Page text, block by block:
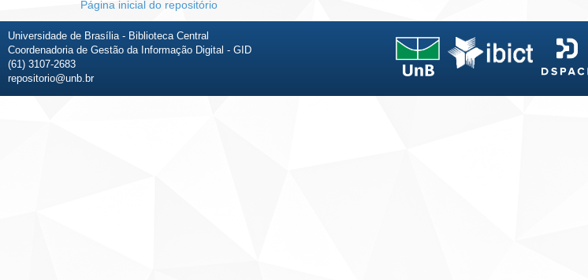
Página inicial do repositório
Universidade de Brasília - Biblioteca Central
Coordenadoria de Gestão da Informação Digital - GID
(61) 3107-2683
repositorio@unb.br